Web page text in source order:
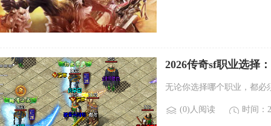
2026传奇sf职业选择
无论你选择哪个职业，都必
(0)人阅读 时间：